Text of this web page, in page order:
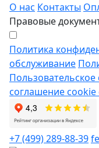
О нас Контакты
Правовые
Политика
обслуживание
соглашение
+7 (499) 289-88-39